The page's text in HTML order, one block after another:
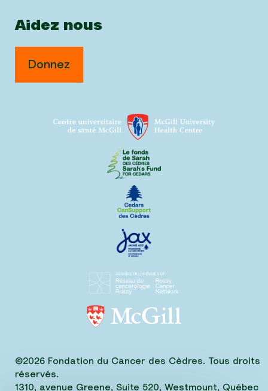
Aidez nous
Donnez
©2026 Fondation du Cancer des Cèdres. Tous droits
réservés.
1310, avenue Greene, Suite 520, Westmount, Québec